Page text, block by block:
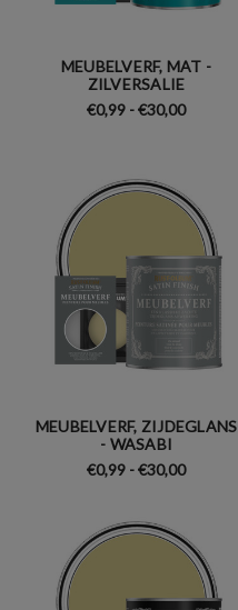
MEUBELVERF, MAT -
ZILVERSALIE
€0,99 - €30,00
MEUBELVERF, ZIJDEGLANS
- WASABI
€0,99 - €30,00